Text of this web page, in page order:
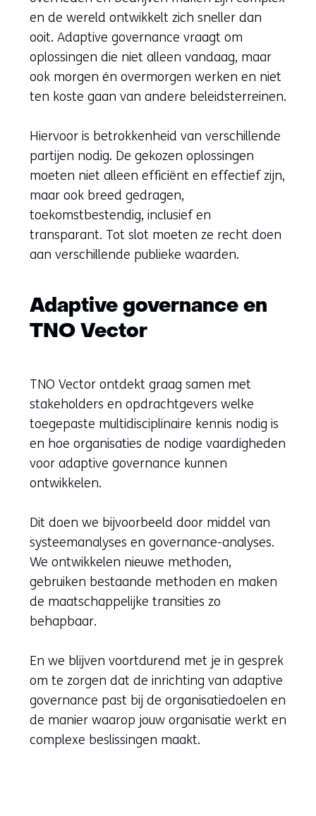
en de wereld ontwikkelt zich sneller dan
ooit. Adaptive governance vraagt om
oplossingen die niet alleen vandaag, maar
ook morgen én overmorgen werken en niet
ten koste gaan van andere beleidsterreinen.
Hiervoor is betrokkenheid van verschillende
partijen nodig. De gekozen oplossingen
moeten niet alleen efficiënt en effectief zijn,
maar ook breed gedragen,
toekomstbestendig, inclusief en
transparant. Tot slot moeten ze recht doen
aan verschillende publieke waarden.
Adaptive governance en
TNO Vector
TNO Vector ontdekt graag samen met
stakeholders en opdrachtgevers welke
toegepaste multidisciplinaire kennis nodig is
en hoe organisaties de nodige vaardigheden
voor adaptive governance kunnen
ontwikkelen.
Dit doen we bijvoorbeeld door middel van
systeemanalyses en governance-analyses.
We ontwikkelen nieuwe methoden,
gebruiken bestaande methoden en maken
de maatschappelijke transities zo
behapbaar.
En we blijven voortdurend met je in gesprek
om te zorgen dat de inrichting van adaptive
governance past bij de organisatiedoelen en
de manier waarop jouw organisatie werkt en
complexe beslissingen maakt.